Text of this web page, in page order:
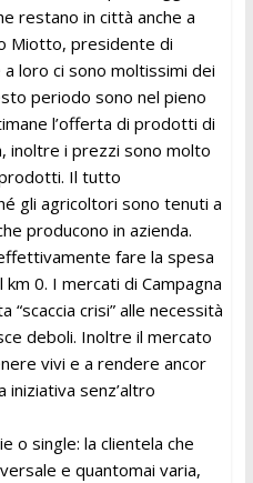
restano in città anche a
Miotto, presidente di
loro ci sono moltissimi dei
periodo sono nel pieno
l’offerta di prodotti di
inoltre i prezzi sono molto
Il tutto
gli agricoltori sono tenuti a
producono in azienda.
fare la spesa
0. I mercati di Campagna
“scaccia crisi” alle necessità
deboli. Inoltre il mercato
vivi e a rendere ancor
iniziativa senz’altro
o single: la clientela che
e quantomai varia,